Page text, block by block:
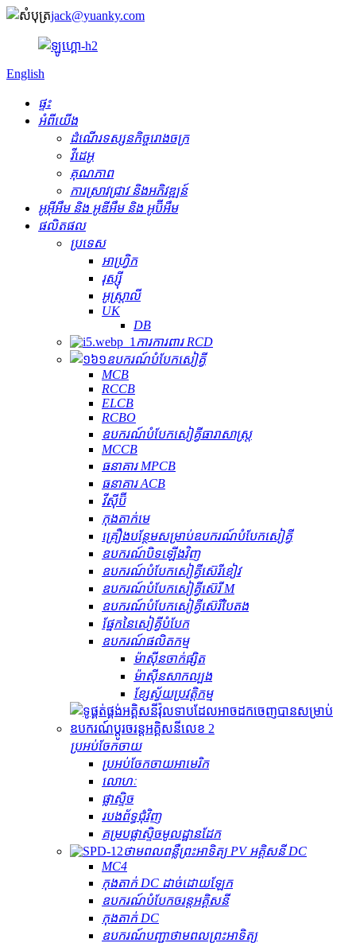
jack@yuanky.com
English
ផ្ទះ
អំពីយើង
ដំណើរទស្សនកិច្ចរោងចក្រ
វីដេអូ
គុណភាព
ការស្រាវជ្រាវ និងអភិវឌ្ឍន៍
អូអ៊ីអឹម និង អូឌីអឹម និង អូប៊ីអឹម
ផលិតផល
ប្រទេស
អាហ្វ្រិក
រុស្ស៊ី
អូស្ត្រាលី
UK
DB
ការការពារ RCD
ឧបករណ៍​បំបែក​សៀគ្វី
MCB
RCCB
ELCB
RCBO
ឧបករណ៍បំបែកសៀគ្វីធារាសាស្ត្រ
MCCB
ធនាគារ MPCB
ធនាគារ ACB
វីស៊ីប៊ី
កុងតាក់មេ
គ្រឿងបន្ថែមសម្រាប់ឧបករណ៍បំបែកសៀគ្វី
ឧបករណ៍បិទឡើងវិញ
ឧបករណ៍បំបែកសៀគ្វីស៊េរីខៀវ
ឧបករណ៍បំបែកសៀគ្វីស៊េរី M
ឧបករណ៍បំបែកសៀគ្វីស៊េរីបៃតង
ផ្នែកនៃសៀគ្វីបំបែក
ឧបករណ៍ផលិតកម្ម
ម៉ាស៊ីនចាក់ផ្សិត
ម៉ាស៊ីនសាកល្បង
ខ្សែស្វ័យប្រវត្តិកម្ម
ប្រអប់ចែកចាយ
ប្រអប់ចែកចាយអាមេរិក
លោហៈ
ផ្លាស្ទិច
របងព័ទ្ធជុំវិញ
គម្របផ្លាស្ទិចមូលដ្ឋានដែក
ថាមពលពន្លឺព្រះអាទិត្យ PV អគ្គិសនី DC
MC4
កុងតាក់ DC ដាច់ដោយឡែក
ឧបករណ៍បំបែកចរន្តអគ្គិសនី
កុងតាក់ DC
ឧបករណ៍បញ្ជាថាមពលព្រះអាទិត្យ